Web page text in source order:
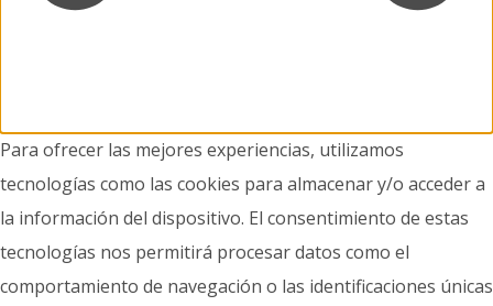
Para ofrecer las mejores experiencias, utilizamos
tecnologías como las cookies para almacenar y/o acceder a
la información del dispositivo. El consentimiento de estas
tecnologías nos permitirá procesar datos como el
comportamiento de navegación o las identificaciones únicas